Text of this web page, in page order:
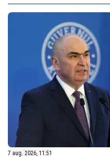
7 aug. 2026, 11:51